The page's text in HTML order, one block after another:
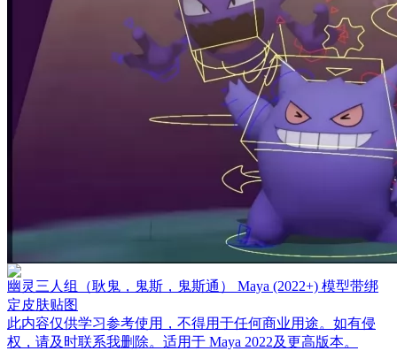
幽灵三人组（耿鬼，鬼斯，鬼斯通） Maya (2022+) 模型带绑
定皮肤贴图
此内容仅供学习参考使用，不得用于任何商业用途。如有侵
权，请及时联系我删除。适用于 Maya 2022及更高版本。